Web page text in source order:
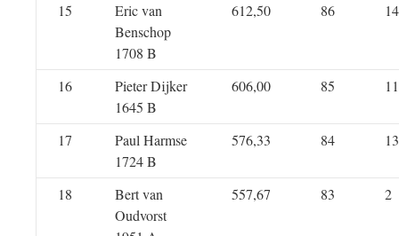
15
Eric van
Benschop
1708 B
612,50 86 14
16
Pieter Dijker
1645 B
606,00 85 11
17
Paul Harmse
1724 B
576,33 84 13
18
Bert van
Oudvorst
557,67 83 2